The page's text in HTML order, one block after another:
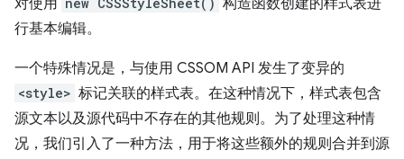
对使用 new CSSStyleSheet() 构造函数创建的样式表进
行基本编辑。
一个特殊情况是，与使用 CSSOM API 发生了变异的
<style> 标记关联的样式表。在这种情况下，样式表包含
源文本以及源代码中不存在的其他规则。为了处理这种情
况，我们引入了一种方法，用于将这些额外的规则合并到源